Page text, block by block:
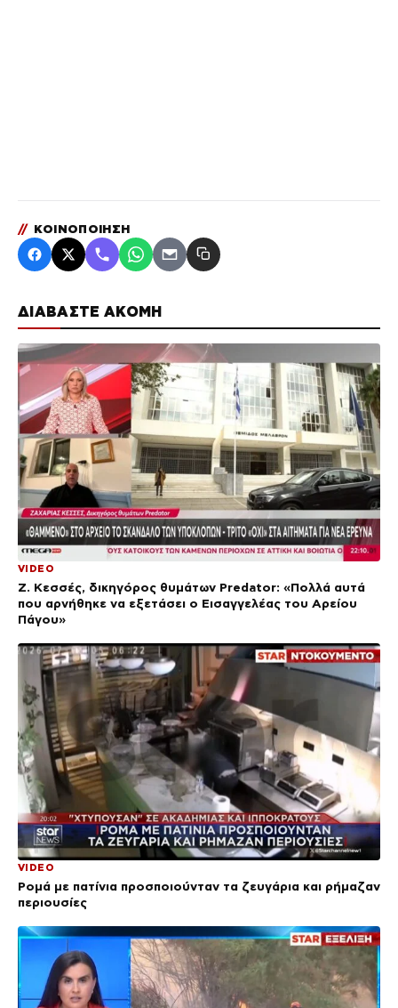
ΔΙΑΒΑΣΤΕ ΑΚΟΜΗ
VIDEO
Ζ. Κεσσές, δικηγόρος θυμάτων Predator: «Πολλά αυτά
που αρνήθηκε να εξετάσει ο Εισαγγελέας του Αρείου
Πάγου»
VIDEO
Ρομά με πατίνια προσποιούνταν τα ζευγάρια και ρήμαζαν
περιουσίες
// ΚΟΙΝΟΠΟΙΗΣΗ